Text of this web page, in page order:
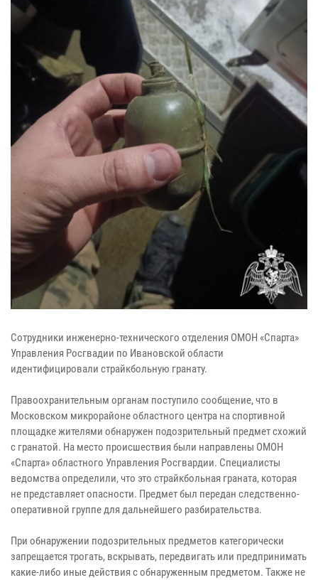
Сотрудники инженерно-технического отделения ОМОН «Спарта»
Управления Росгвадии по Ивановской области
идентифицировали страйкбольную гранату.
Правоохранительным органам поступило сообщение, что в
Московском микрорайоне областного центра на спортивной
площадке жителями обнаружен подозрительный предмет схожий
с гранатой. На место происшествия были направлены ОМОН
«Спарта» областного Управления Росгвардии. Специалисты
ведомства определили, что это страйкбольная граната, которая
не представляет опасности. Предмет был передан следственно-
оперативной группе для дальнейшего разбирательства.
При обнаружении подозрительных предметов категорически
запрещается трогать, вскрывать, передвигать или предпринимать
какие-либо иные действия с обнаруженным предметом. Также не